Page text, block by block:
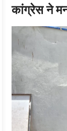
कांग्रेस ने